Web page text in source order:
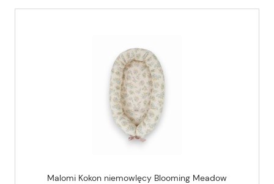
Malomi Kokon niemowlęcy Blooming Meadow